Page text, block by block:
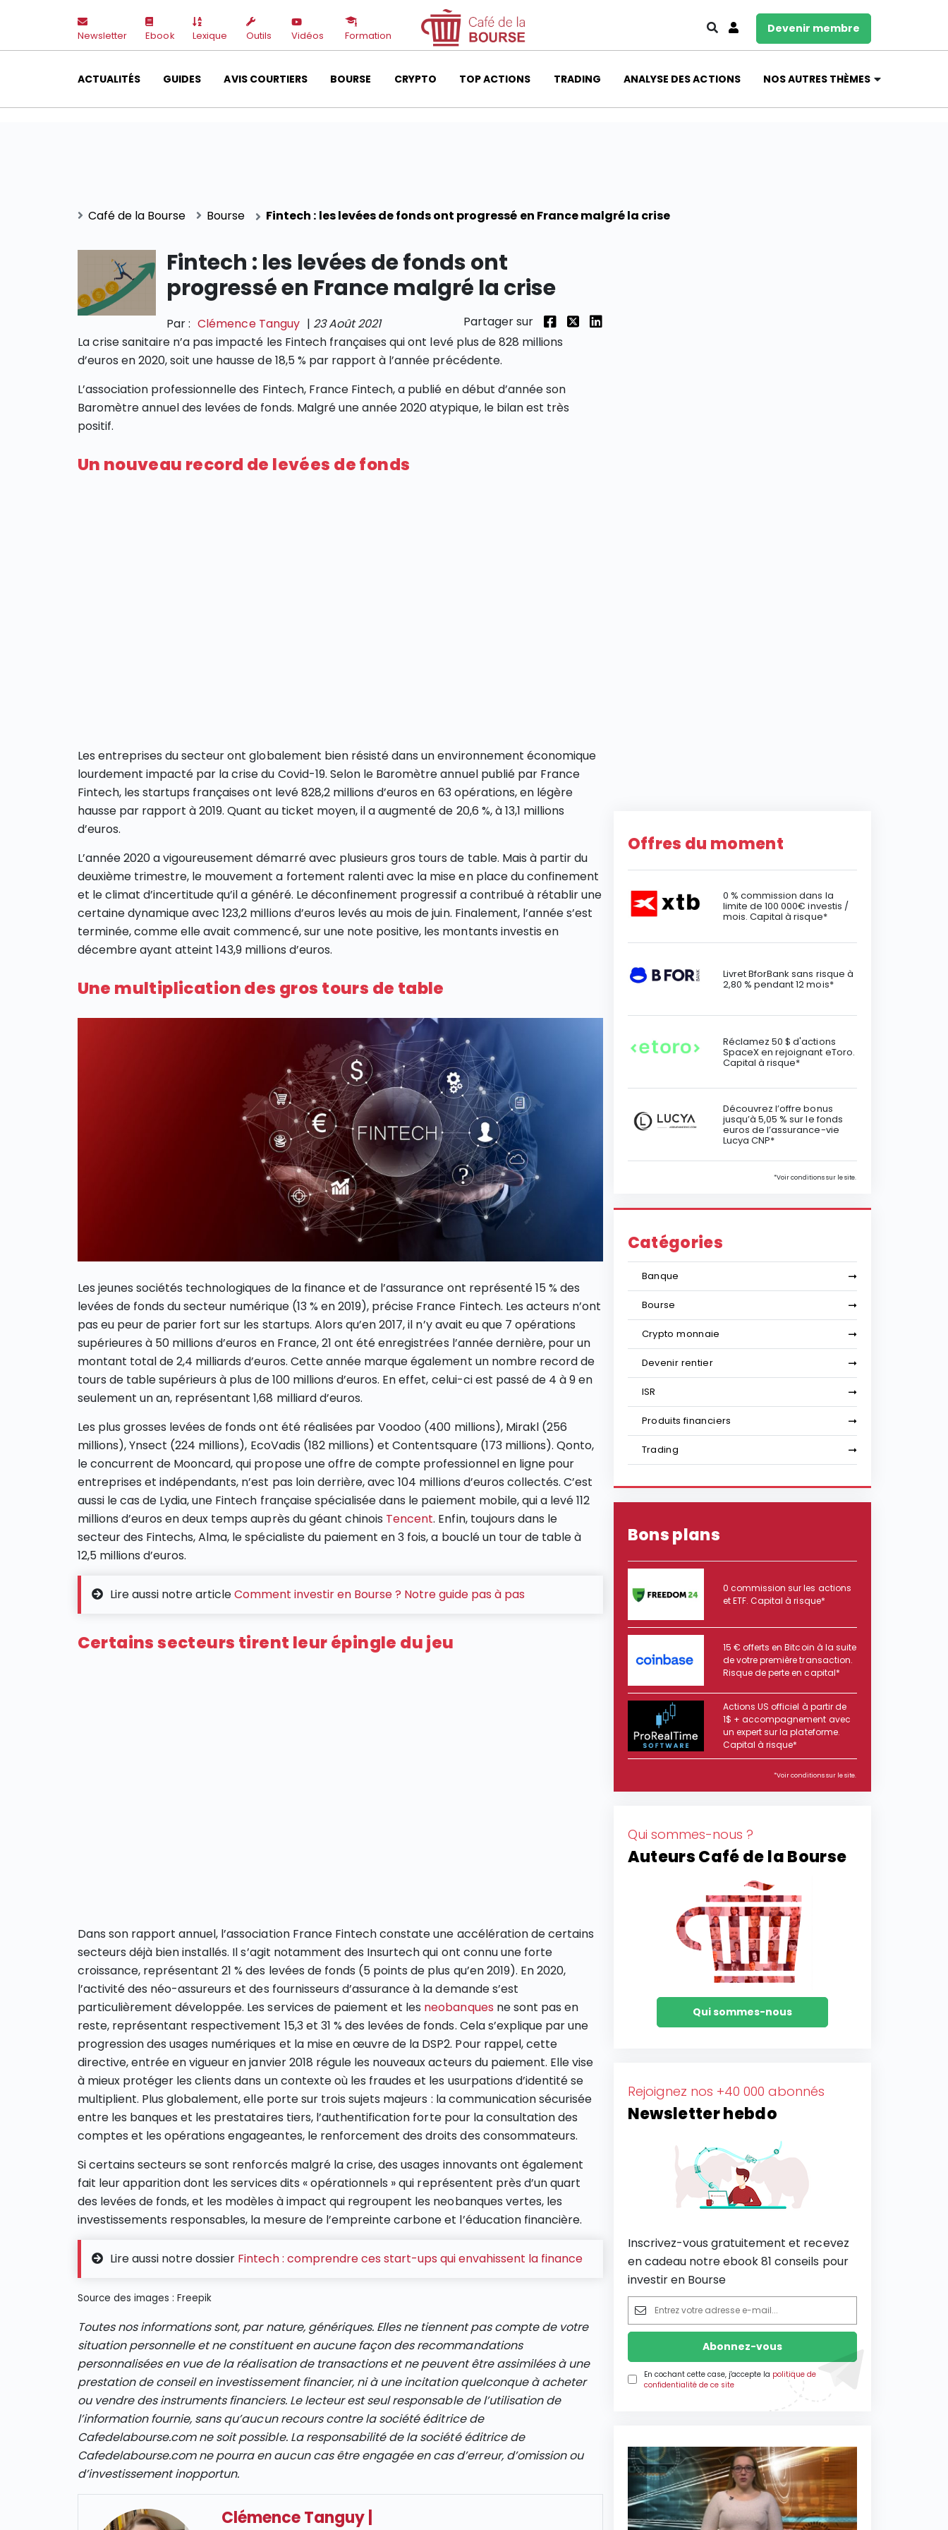
Newsletter Ebook Lexique Outils Vidéos Formation
Devenir membre
ACTUALITÉS GUIDES AVIS COURTIERS BOURSE CRYPTO TOP ACTIONS TRADING ANALYSE DES ACTIONS NOS AUTRES THÈMES
Café de la Bourse Bourse Fintech : les levées de fonds ont progressé en France malgré la crise
Fintech : les levées de fonds ont
progressé en France malgré la crise
Par : Clémence Tanguy | 23 Août 2021
Partager sur
La crise sanitaire n’a pas impacté les Fintech françaises qui ont levé plus de 828 millions
d’euros en 2020, soit une hausse de 18,5 % par rapport à l’année précédente.
L’association professionnelle des Fintech, France Fintech, a publié en début d’année son
Baromètre annuel des levées de fonds. Malgré une année 2020 atypique, le bilan est très
positif.
Un nouveau record de levées de fonds
Les entreprises du secteur ont globalement bien résisté dans un environnement économique
lourdement impacté par la crise du Covid-19. Selon le Baromètre annuel publié par France
Fintech, les startups françaises ont levé 828,2 millions d’euros en 63 opérations, en légère
hausse par rapport à 2019. Quant au ticket moyen, il a augmenté de 20,6 %, à 13,1 millions
d’euros.
L’année 2020 a vigoureusement démarré avec plusieurs gros tours de table. Mais à partir du
deuxième trimestre, le mouvement a fortement ralenti avec la mise en place du confinement
et le climat d’incertitude qu’il a généré. Le déconfinement progressif a contribué à rétablir une
certaine dynamique avec 123,2 millions d’euros levés au mois de juin. Finalement, l’année s’est
terminée, comme elle avait commencé, sur une note positive, les montants investis en
décembre ayant atteint 143,9 millions d’euros.
Une multiplication des gros tours de table
Les jeunes sociétés technologiques de la finance et de l’assurance ont représenté 15 % des
levées de fonds du secteur numérique (13 % en 2019), précise France Fintech. Les acteurs n’ont
pas eu peur de parier fort sur les startups. Alors qu’en 2017, il n’y avait eu que 7 opérations
supérieures à 50 millions d’euros en France, 21 ont été enregistrées l’année dernière, pour un
montant total de 2,4 milliards d’euros. Cette année marque également un nombre record de
tours de table supérieurs à plus de 100 millions d’euros. En effet, celui-ci est passé de 4 à 9 en
seulement un an, représentant 1,68 milliard d’euros.
Les plus grosses levées de fonds ont été réalisées par Voodoo (400 millions), Mirakl (256
millions), Ynsect (224 millions), EcoVadis (182 millions) et Contentsquare (173 millions). Qonto,
le concurrent de Mooncard, qui propose une offre de compte professionnel en ligne pour
entreprises et indépendants, n’est pas loin derrière, avec 104 millions d’euros collectés. C’est
aussi le cas de Lydia, une Fintech française spécialisée dans le paiement mobile, qui a levé 112
millions d’euros en deux temps auprès du géant chinois Tencent. Enfin, toujours dans le
secteur des Fintechs, Alma, le spécialiste du paiement en 3 fois, a bouclé un tour de table à
12,5 millions d’euros.
Lire aussi notre articleComment investir en Bourse ? Notre guide pas à pas
Certains secteurs tirent leur épingle du jeu
Dans son rapport annuel, l’association France Fintech constate une accélération de certains
secteurs déjà bien installés. Il s’agit notamment des Insurtech qui ont connu une forte
croissance, représentant 21 % des levées de fonds (5 points de plus qu’en 2019). En 2020,
l’activité des néo-assureurs et des fournisseurs d’assurance à la demande s’est
particulièrement développée. Les services de paiement et les neobanques ne sont pas en
reste, représentant respectivement 15,3 et 31 % des levées de fonds. Cela s’explique par une
progression des usages numériques et la mise en œuvre de la DSP2. Pour rappel, cette
directive, entrée en vigueur en janvier 2018 régule les nouveaux acteurs du paiement. Elle vise
à mieux protéger les clients dans un contexte où les fraudes et les usurpations d’identité se
multiplient. Plus globalement, elle porte sur trois sujets majeurs : la communication sécurisée
entre les banques et les prestataires tiers, l’authentification forte pour la consultation des
comptes et les opérations engageantes, le renforcement des droits des consommateurs.
Si certains secteurs se sont renforcés malgré la crise, des usages innovants ont également
fait leur apparition dont les services dits « opérationnels » qui représentent près d’un quart
des levées de fonds, et les modèles à impact qui regroupent les neobanques vertes, les
investissements responsables, la mesure de l’empreinte carbone et l’éducation financière.
Lire aussi notre dossier Fintech : comprendre ces start-ups qui envahissent la finance
Source des images : Freepik
Toutes nos informations sont, par nature, génériques. Elles ne tiennent pas compte de votre
situation personnelle et ne constituent en aucune façon des recommandations
personnalisées en vue de la réalisation de transactions et ne peuvent être assimilées à une
prestation de conseil en investissement financier, ni à une incitation quelconque à acheter
ou vendre des instruments financiers. Le lecteur est seul responsable de l’utilisation de
l’information fournie, sans qu’aucun recours contre la société éditrice de
Cafedelabourse.com ne soit possible. La responsabilité de la société éditrice de
Cafedelabourse.com ne pourra en aucun cas être engagée en cas d’erreur, d’omission ou
d’investissement inopportun.
Clémence Tanguy
Offres du moment
0 % commission dans la
limite de 100 000€ investis /
mois. Capital à risque*
Livret BforBank sans risque à
2,80 % pendant 12 mois*
Réclamez 50 $ d'actions
SpaceX en rejoignant eToro.
Capital à risque*
Découvrez l’offre bonus
jusqu’à 5,05 % sur le fonds
euros de l’assurance-vie
Lucya CNP*
*Voir conditions sur le site.
Catégories
Banque
Bourse
Crypto monnaie
Devenir rentier
ISR
Produits financiers
Trading
Bons plans
0 commission sur les actions
et ETF. Capital à risque*
15 € offerts en Bitcoin à la suite
de votre première transaction.
Risque de perte en capital*
Actions US officiel à partir de
1$ + accompagnement avec
un expert sur la plateforme.
Capital à risque*
*Voir conditions sur le site.
Qui sommes-nous ?
Auteurs Café de la Bourse
Qui sommes-nous
Rejoignez nos +40 000 abonnés
Newsletter hebdo
Inscrivez-vous gratuitement et recevez
en cadeau notre ebook 81 conseils pour
investir en Bourse
En cochant cette case, j'accepte la politique de
confidentialité de ce site